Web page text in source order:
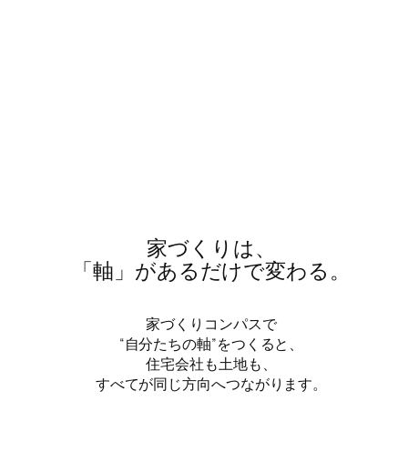
家づくりは、
「軸」があるだけで変わる。
家づくりコンパスで
“自分たちの軸”をつくると、
住宅会社も土地も、
すべてが同じ方向へつながります。